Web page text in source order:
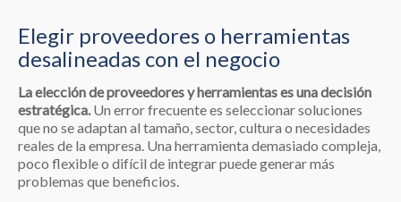
Elegir proveedores o herramientas
desalineadas con el negocio
La elección de proveedores y herramientas es una decisión
estratégica.Un error frecuente es seleccionar soluciones
que no se adaptan al tamaño, sector, cultura o necesidades
reales de la empresa. Una herramienta demasiado compleja,
poco flexible o difícil de integrar puede generar más
problemas que beneficios.